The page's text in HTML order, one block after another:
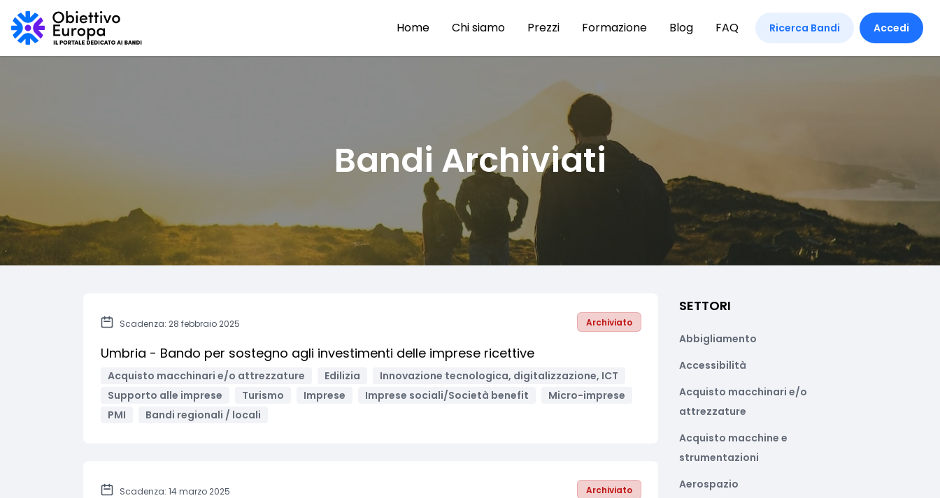
Home Chi siamo Prezzi Formazione Blog FAQ Ricerca Bandi Accedi
Bandi Archiviati
Scadenza: 28 febbraio 2025 Archiviato
Umbria - Bando per sostegno agli investimenti delle imprese ricettive
Acquisto macchinari e/o attrezzature Edilizia
Innovazione tecnologica, digitalizzazione, ICT
Supporto alle imprese
Turismo Imprese Imprese sociali/Società benefit
Micro-imprese
PMI
Bandi regionali / locali
Scadenza: 14 marzo 2025 Archiviato
SETTORI
Abbigliamento
Accessibilità
Acquisto macchinari e/o
attrezzature
Acquisto macchine e
strumentazioni
Aerospazio